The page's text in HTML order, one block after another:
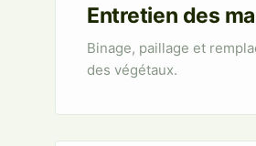
Entretien des
Binage, paillage et
des végétaux.